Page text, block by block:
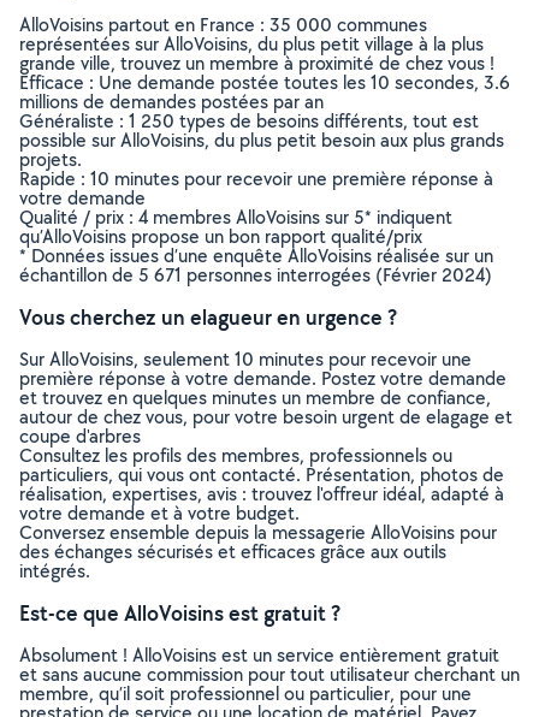
AlloVoisins partout en France : 35 000 communes
représentées sur AlloVoisins, du plus petit village à la plus
grande ville, trouvez un membre à proximité de chez vous !
Efficace : Une demande postée toutes les 10 secondes, 3.6
millions de demandes postées par an
Généraliste : 1 250 types de besoins différents, tout est
possible sur AlloVoisins, du plus petit besoin aux plus grands
projets.
Rapide : 10 minutes pour recevoir une première réponse à
votre demande
Qualité / prix : 4 membres AlloVoisins sur 5* indiquent
qu’AlloVoisins propose un bon rapport qualité/prix
* Données issues d’une enquête AlloVoisins réalisée sur un
échantillon de 5 671 personnes interrogées (Février 2024)
Vous cherchez un elagueur en urgence ?
Sur AlloVoisins, seulement 10 minutes pour recevoir une
première réponse à votre demande. Postez votre demande
et trouvez en quelques minutes un membre de confiance,
autour de chez vous, pour votre besoin urgent de elagage et
coupe d'arbres
Consultez les profils des membres, professionnels ou
particuliers, qui vous ont contacté. Présentation, photos de
réalisation, expertises, avis : trouvez l'offreur idéal, adapté à
votre demande et à votre budget.
Conversez ensemble depuis la messagerie AlloVoisins pour
des échanges sécurisés et efficaces grâce aux outils
intégrés.
Est-ce que AlloVoisins est gratuit ?
Absolument ! AlloVoisins est un service entièrement gratuit
et sans aucune commission pour tout utilisateur cherchant un
membre, qu’il soit professionnel ou particulier, pour une